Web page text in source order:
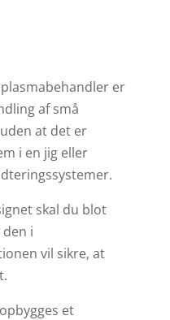
er
af små
at det er
i en jig eller
skal du blot
i
vil sikre, at
et